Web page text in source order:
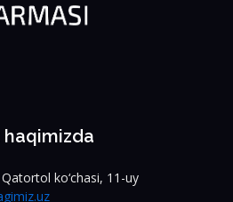
haqimizda
ko‘chasi, 11-uy